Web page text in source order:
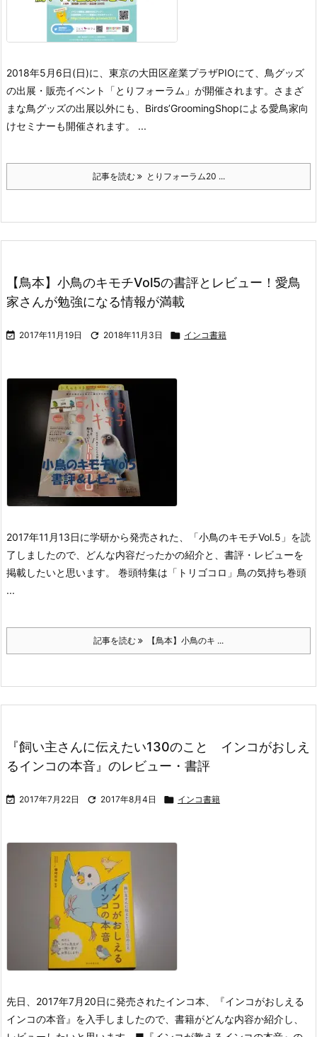
2018年5月6日(日)に、東京の大田区産業プラザPIOにて、鳥グッズ
の出展・販売イベント「とりフォーラム」が開催されます。さまざ
まな鳥グッズの出展以外にも、Birds’GroomingShopによる愛鳥家向
けセミナーも開催されます。 ...
記事を読む とりフォーラム20 ...
【鳥本】小鳥のキモチVol5の書評とレビュー！愛鳥
家さんが勉強になる情報が満載
 2017年11月19日  2018年11月3日  インコ書籍
2017年11月13日に学研から発売された、「小鳥のキモチVol.5」を読
了しましたので、どんな内容だったかの紹介と、書評・レビューを
掲載したいと思います。
巻頭特集は「トリゴコロ」鳥の気持ち巻頭
...
記事を読む 【鳥本】小鳥のキ ...
​『飼い主さんに伝えたい130のこと インコがおしえ
るインコの本音』のレビュー・書評
 2017年7月22日  2017年8月4日  インコ書籍
先日、2017年7月20日に発売されたインコ本、『インコがおしえる
インコの本音』を入手しましたので、書籍がどんな内容か紹介し、